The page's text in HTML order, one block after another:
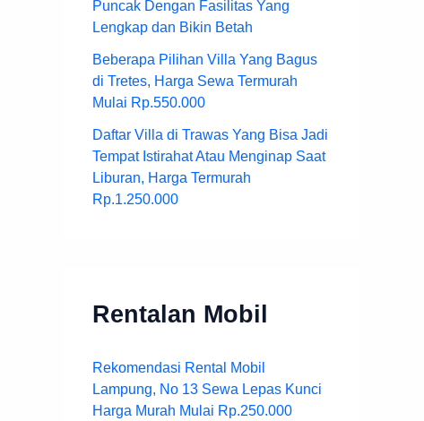
Puncak Dengan Fasilitas Yang
Lengkap dan Bikin Betah
Beberapa Pilihan Villa Yang Bagus
di Tretes, Harga Sewa Termurah
Mulai Rp.550.000
Daftar Villa di Trawas Yang Bisa Jadi
Tempat Istirahat Atau Menginap Saat
Liburan, Harga Termurah
Rp.1.250.000
Rentalan Mobil
Rekomendasi Rental Mobil
Lampung, No 13 Sewa Lepas Kunci
Harga Murah Mulai Rp.250.000